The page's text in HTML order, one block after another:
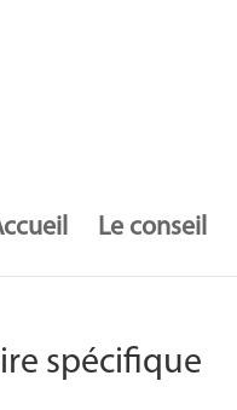
Le conseil
spécifique